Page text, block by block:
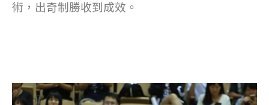
術，出奇制勝收到成效。